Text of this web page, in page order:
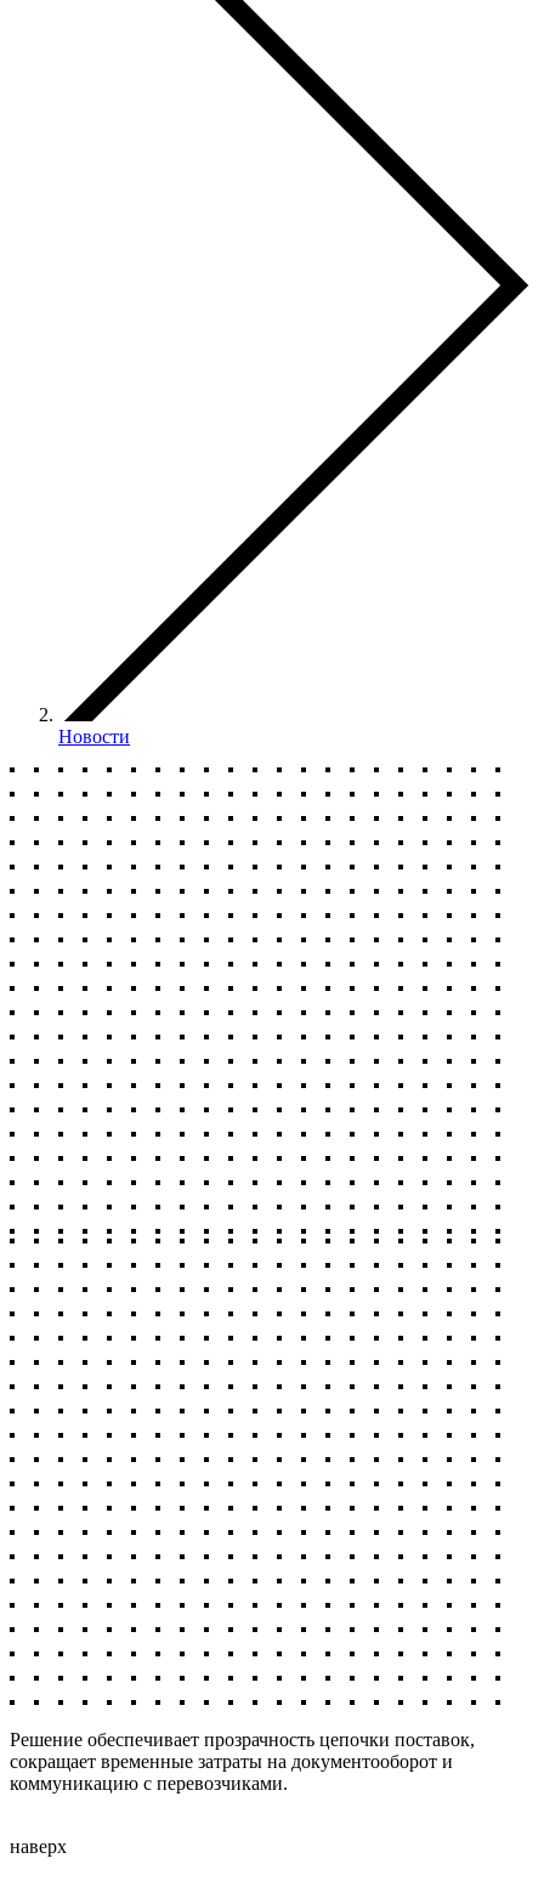
Новости
Решение обеспечивает прозрачность цепочки поставок,
сокращает временные затраты на документооборот и
коммуникацию с перевозчиками.
наверх